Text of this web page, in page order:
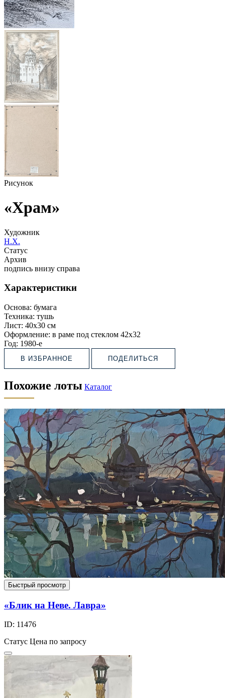
Рисунок
«Храм»
Художник
Н.Х.
Статус
Архив
подпись внизу справа
Характеристики
Основа: бумага
Техника: тушь
Лист: 40х30 см
Оформление: в раме под стеклом 42х32
Год: 1980-е
В ИЗБРАННОЕ ПОДЕЛИТЬСЯ
Похожие лоты Каталог
Быстрый просмотр
«Блик на Неве. Лавра»
ID: 11476
Статус Цена по запросу